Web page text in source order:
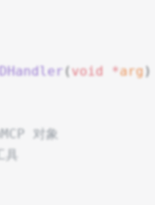
( void *arg )
对象